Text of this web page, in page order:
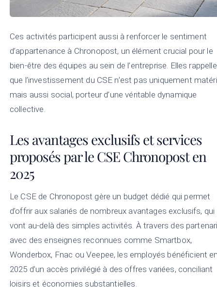
Ces activités participent aussi à renforcer le sentiment
d’appartenance à Chronopost, un élément crucial pour le
bien-être des équipes au sein de l’entreprise. Elles
que l’investissement du CSE n’est pas uniquement
mais aussi social, porteur d’une véritable dynamique
collective.
Les avantages exclusifs et services
proposés par le CSE Chronopost en
2025
Le CSE de Chronopost gère un budget dédié qui permet
d’offrir aux salariés de nombreux avantages exclusifs, qui
vont au-delà des simples activités. À travers des
avec des enseignes reconnues comme Smartbox,
Wonderbox, Fnac ou Veepee, les employés bénéficient
2025 d’un accès privilégié à des offres variées, conciliant
loisirs et économies substantielles.